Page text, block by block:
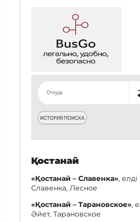
Қостанай
«Қостанай – Славенка»,
Славенка, Лесное
«Қостанай – Тарановское»,
Әйет, Тарановское